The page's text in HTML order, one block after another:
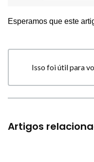
Esperamos que este
Isso foi útil para
Artigos